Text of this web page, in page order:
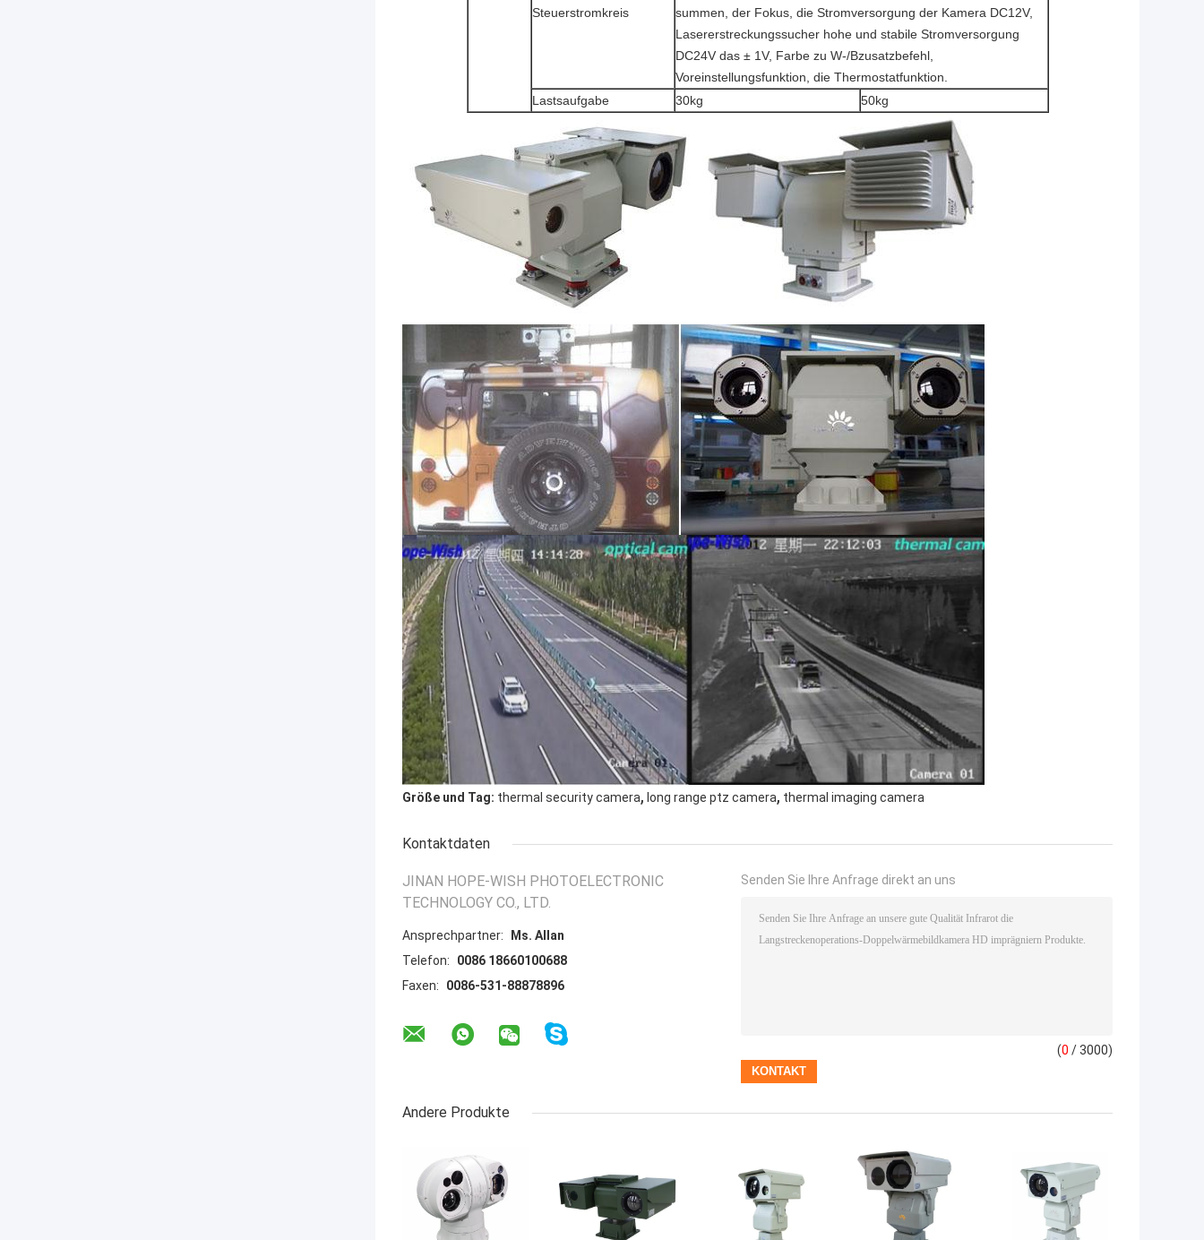
Steuerstromkreis
summen, der Fokus, die Stromversorgung der Kamera DC12V,
Lasererstreckungssucher hohe und stabile Stromversorgung
DC24V das ± 1V, Farbe zu W-/Bzusatzbefehl,
Voreinstellungsfunktion, die Thermostatfunktion.
Lastsaufgabe
30kg 50kg
Größe und Tag: thermal security camera, long range ptz camera, thermal imaging camera
Kontaktdaten
JINAN HOPE-WISH PHOTOELECTRONIC
TECHNOLOGY CO., LTD.
Ansprechpartner:
Ms. Allan
Telefon:
0086 18660100688
Faxen:
0086-531-88878896
Senden Sie Ihre Anfrage direkt an uns
(0 / 3000)
Andere Produkte